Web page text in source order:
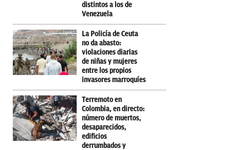
distintos a los de
Venezuela
La Policía de Ceuta
no da abasto:
violaciones diarias
de niñas y mujeres
entre los propios
invasores marroquíes
Terremoto en
Colombia, en directo:
número de muertos,
desaparecidos,
edificios
derrumbados y